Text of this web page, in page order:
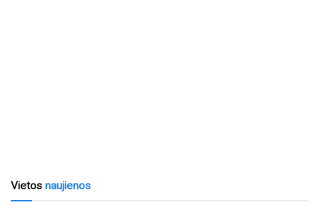
Vietos naujienos